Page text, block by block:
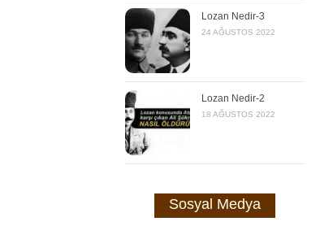
Lozan Nedir-3
24 AĞUSTOS 2022
Lozan Nedir-2
18 AĞUSTOS 2022
Sosyal Medya